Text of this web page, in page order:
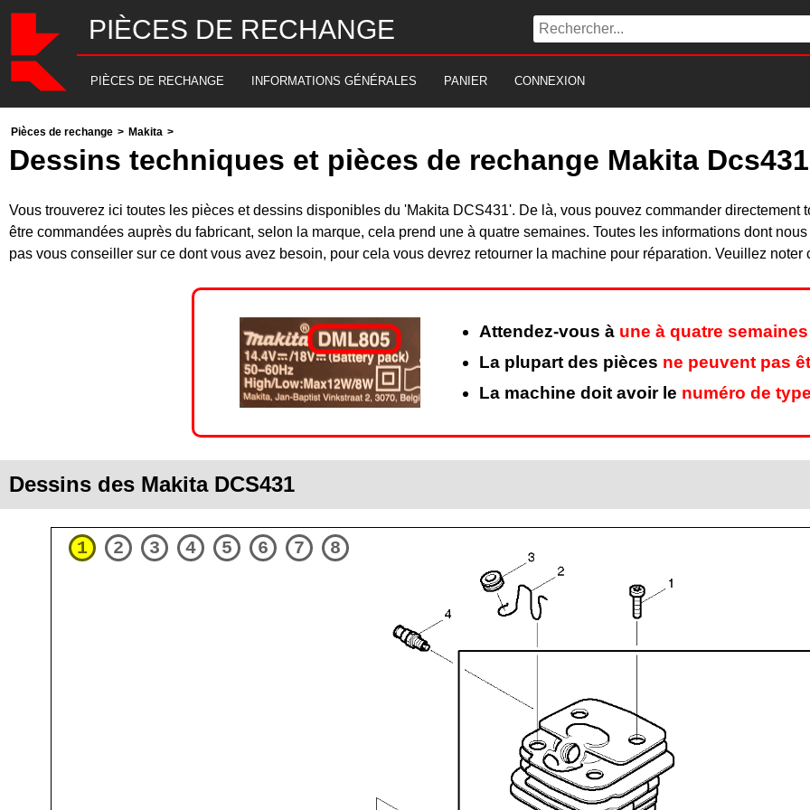
PIÈCES DE RECHANGE
PIÈCES DE RECHANGE INFORMATIONS GÉNÉRALES PANIER CONNEXION
Pièces de rechange > Makita >
Dessins techniques et pièces de rechange Makita Dcs431
Vous trouverez ici toutes les pièces et dessins disponibles du 'Makita DCS431'. De là, vous pouvez commander
être commandées auprès du fabricant, selon la marque, cela prend une à quatre semaines. Toutes les informations dont
pas vous conseiller sur ce dont vous avez besoin, pour cela vous devrez retourner la machine pour réparation. Veuillez noter
Attendez-vous à une à quatre semaines
La plupart des pièces ne peuvent pas
La machine doit avoir le numéro de
Dessins des Makita DCS431
1 2 3 4 5 6 7 8